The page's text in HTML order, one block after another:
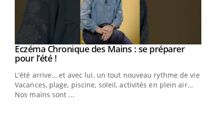
Youtube
Eczéma Chronique des Mains : se préparer
pour l’été !Youtube
L'été arrive… et avec lui, un tout nouveau rythme de vie !
Vacances, plage, piscine, soleil, activités en plein air…
Nos mains sont ...